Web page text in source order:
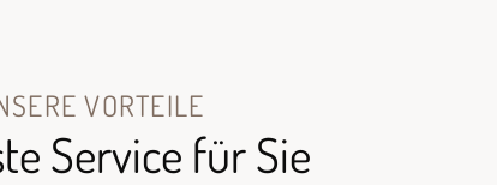
VORTEILE
Service für Sie